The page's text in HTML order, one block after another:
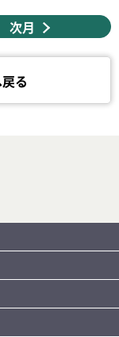
次月
る